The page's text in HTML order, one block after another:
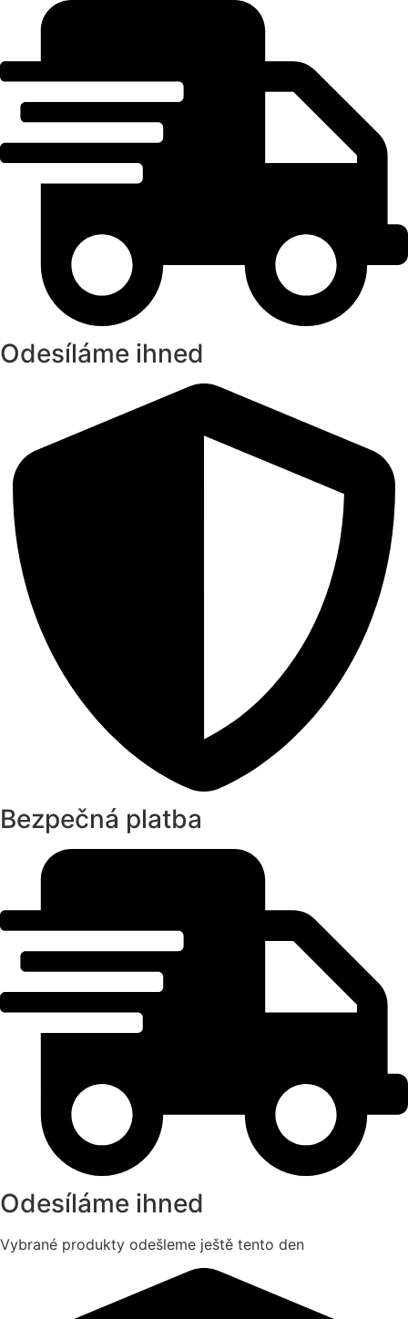
Odesíláme ihned
Bezpečná platba
Odesíláme ihned
Vybrané produkty odešleme ještě tento den